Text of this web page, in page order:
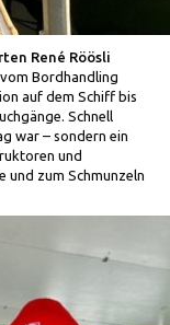
René Röösli
Bordhandling
auf dem Schiff bis
Schnell
war – sondern ein
und
und zum Schmunzeln